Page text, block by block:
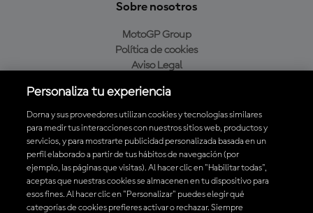
Sobre nosotros
MotoGP Group
Política de cookies
Aviso Legal
Política de compra
Descarga la aplicación oficial de MotoGP™
Personaliza tu experiencia
Dorna y sus proveedores utilizan cookies y tecnologías similares
para medir tus interacciones con nuestros sitios web, productos y
servicios, y para mostrarte publicidad personalizada basada en un
perfil elaborado a partir de tus hábitos de navegación (por
ejemplo, las páginas que visitas). Al hacer clic en "Habilitar todas",
aceptas que nuestras cookies se almacenen en tu dispositivo para
esos fines. Al hacer clic en "Personalizar" puedes elegir qué
categorías de cookies prefieres activar o rechazar. Siempre